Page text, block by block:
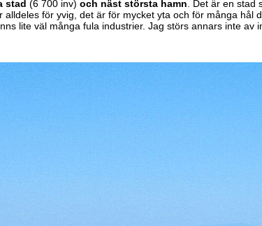
stad (6 700 inv) och näst största hamn . Det är en
alldeles för yvig, det är för mycket yta och för många hål
lite väl många fula industrier. Jag störs annars inte av